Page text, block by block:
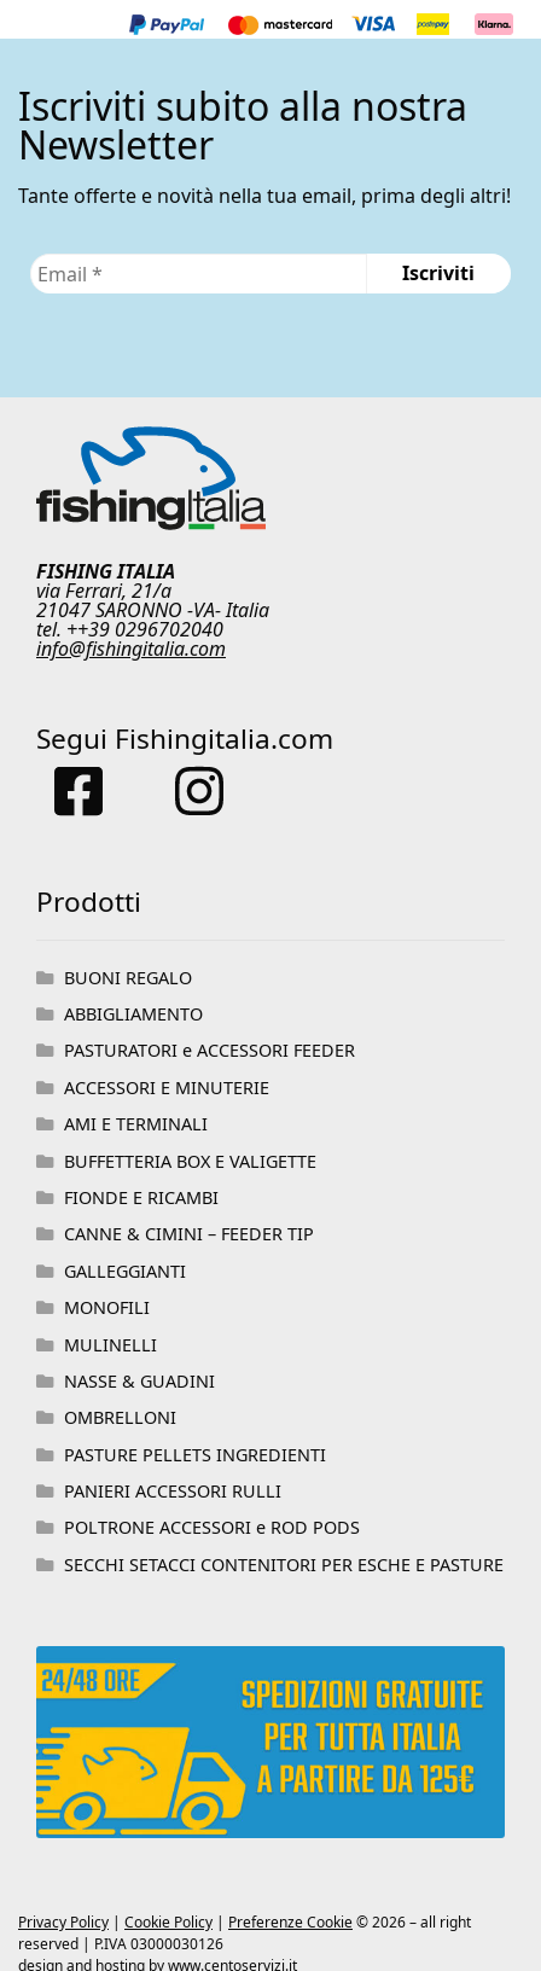
Iscriviti subito alla nostra
Newsletter
Tante offerte e novità nella tua email, prima degli altri!
FISHING ITALIA
via Ferrari, 21/a
21047 SARONNO -VA- Italia
tel. ++39 0296702040
info@fishingitalia.com
Segui Fishingitalia.com
Prodotti
BUONI REGALO
ABBIGLIAMENTO
PASTURATORI e ACCESSORI FEEDER
ACCESSORI E MINUTERIE
AMI E TERMINALI
BUFFETTERIA BOX E VALIGETTE
FIONDE E RICAMBI
CANNE & CIMINI – FEEDER TIP
GALLEGGIANTI
MONOFILI
MULINELLI
NASSE & GUADINI
OMBRELLONI
PASTURE PELLETS INGREDIENTI
PANIERI ACCESSORI RULLI
POLTRONE ACCESSORI e ROD PODS
SECCHI SETACCI CONTENITORI PER ESCHE E PASTURE
Privacy Policy | Cookie Policy | Preferenze Cookie© 2026 – all right
reserved | P.IVA 03000030126
design and hosting bywww.centoservizi.it